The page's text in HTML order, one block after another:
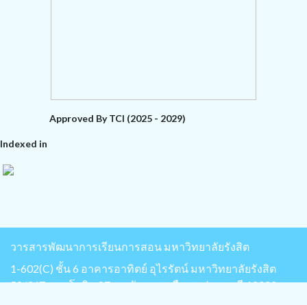
Approved By TCI (2025 - 2029)
Indexed in
วารสารพัฒนาการเรียนการสอน มหาวิทยาลัยรังสิต
1-602(C) ชั้น 6 อาคารอาทิตย์ อุไรรัตน์ มหาวิทยาลัยรังสิต
52/347 พหลโยธิน 87 ต.หลักหก อ.เมือง จ.ปทุมธานี 12000